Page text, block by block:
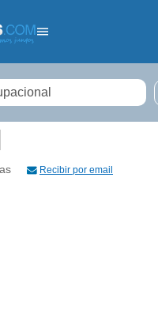
Recibir por email